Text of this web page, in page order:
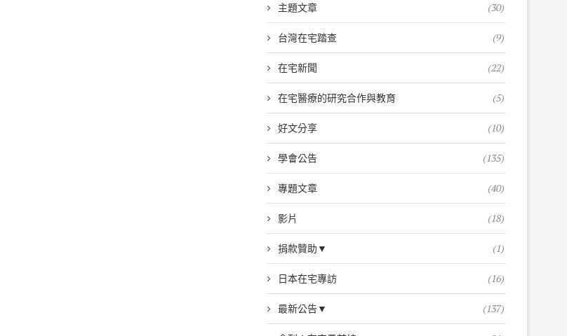
主題文章 (30)
台灣在宅踏查 (9)
在宅新聞 (22)
在宅醫療的研究合作與教育 (5)
好文分享 (10)
學會公告 (135)
專題文章 (40)
影片 (18)
捐款贊助▼ (1)
日本在宅專訪 (16)
最新公告▼ (137)